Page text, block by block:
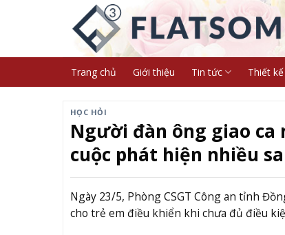
Trang chủ Giới thiệu Tin tức Thiết
HỌC HỎI
Người đàn ông giao ca
cuộc phát hiện nhiều
Ngày 23/5, Phòng CSGT Công an tỉnh
cho trẻ em điều khiển khi chưa đủ điều